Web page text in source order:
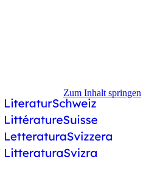
Zum Inhalt springen